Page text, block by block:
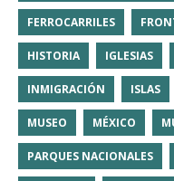
FERROCARRILES
HISTORIA IGLESIAS
INMIGRACIÓN ISLAS
MUSEO MÉXICO
PARQUES NACIONALES